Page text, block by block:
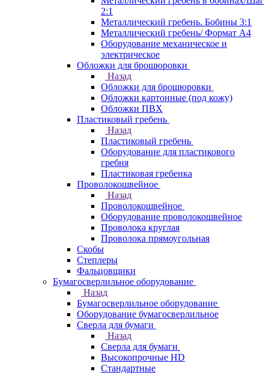
2:1
Металлический гребень. Бобины 3:1
Металлический гребень/ Формат А4
Оборудование механическое и
электрическое
Обложки для брошюровки
Назад
Обложки для брошюровки
Обложки картонные (под кожу)
Обложки ПВХ
Пластиковый гребень
Назад
Пластиковый гребень
Оборудование для пластикового
гребня
Пластиковая гребенка
Проволокошвейное
Назад
Проволокошвейное
Оборудование проволокошвейное
Проволока круглая
Проволока прямоугольная
Скобы
Степлеры
Фальцовщики
Бумагосверлильное оборудование
Назад
Бумагосверлильное оборудование
Оборудование бумагосверлильное
Сверла для бумаги
Назад
Сверла для бумаги
Высокопрочные HD
Стандартные